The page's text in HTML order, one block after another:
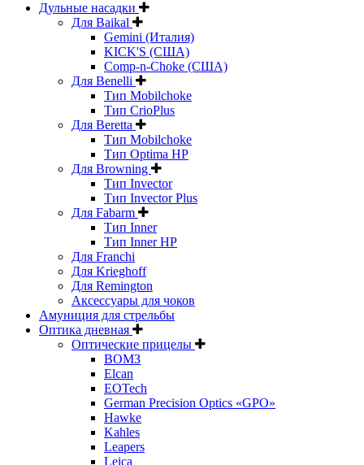
Дульные насадки
Для Baikal
Gemini (Италия)
KICK'S (США)
Comp-n-Choke (США)
Для Benelli
Тип Mobilchoke
Тип CrioPlus
Для Beretta
Тип Mobilchoke
Тип Optima HP
Для Browning
Тип Invector
Тип Invector Plus
Для Fabarm
Тип Inner
Тип Inner HP
Для Franchi
Для Krieghoff
Для Remington
Аксессуары для чоков
Амуниция для стрельбы
Оптика дневная
Оптические прицелы
ВОМЗ
Elcan
EOTech
German Precision Optics «GPO»
Hawke
Kahles
Leapers
Leica